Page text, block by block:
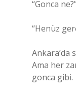
“Gonca
“Henüz
Ankara’da
Ama her
gonca gibi.